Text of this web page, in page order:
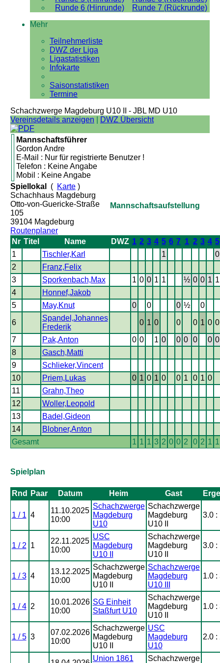
Runde 6 (Hinrunde)
Runde 7 (Rückrunde)
Mehr
Teilnehmerliste
DWZ der Liga
Ligastatistiken
Infokarte
Saisonstatistiken
Termine
Schachzwerge Magdeburg U10 II - JBL MD U10
Vereinsdetails anzeigen
DWZ Übersicht
Mannschaftsführer
Gordon Andre
E-Mail : Nur für registrierte Benutzer !
Telefon : Keine Angabe
Mobil : Keine Angabe
Spiellokal
( Karte)
Schachhaus Magdeburg
Otto-von-Guericke-Straße
105
39104 Magdeburg
Routenplaner
Mannschaftsaufstellung
Nr Titel Name DWZ 1 2 3 4 5 6 7 1 2 3 4 5
1
Tischler,Karl 1
0
2
Franz,Felix
3
Sporkenbach,Max 1 0 0 1 1 ½ 0 0 1 1
4
Honnef,Jakob
5
May,Knut 0 0 0 ½ 0
6
Spandel,Johannes
Frederik
0 1 0 0 0 1 0 0
7 Pak,Anton 0 0 1 0 0 0 0 0 0
8
Gasch,Matti
9
Schlieker,Vincent
10
Priem,Lukas 0 1 0 1 0 0 1 0 1 0
11
Grahn,Theo
12
Woller,Leopold
13
Badel,Gideon
14
Blobner,Anton
Gesamt
1 1 1 3 2 0 0 2 0 2 1 1
Spielplan
Rnd Paar Datum Heim Gast
1 / 1 4
11.10.2025
10:00
Schachzwerge
Magdeburg
U10
Schachzwerge
Magdeburg
U10 II
3.0 :
1 / 2 1
22.11.2025
10:00
USC
Magdeburg
U10 II
Schachzwerge
Magdeburg
U10 II
3.0 :
1 / 3 4
13.12.2025
10:00
Schachzwerge
Magdeburg
U10 II
Schachzwerge
Magdeburg
U10 III
1.0 :
1 / 4 2
10.01.2026
10:00
SG Einheit
Staßfurt U10
Schachzwerge
Magdeburg
U10 II
1.0 :
1 / 5 3
07.02.2026
10:00
Schachzwerge
Magdeburg
U10 II
USC
Magdeburg
U10
2.0 :
Union 1861
Schachzwerge